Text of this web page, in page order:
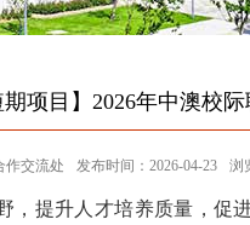
期项目】2026年中澳校
作交流处 发布时间：2026-04-23 浏
，提升人才培养质量，促